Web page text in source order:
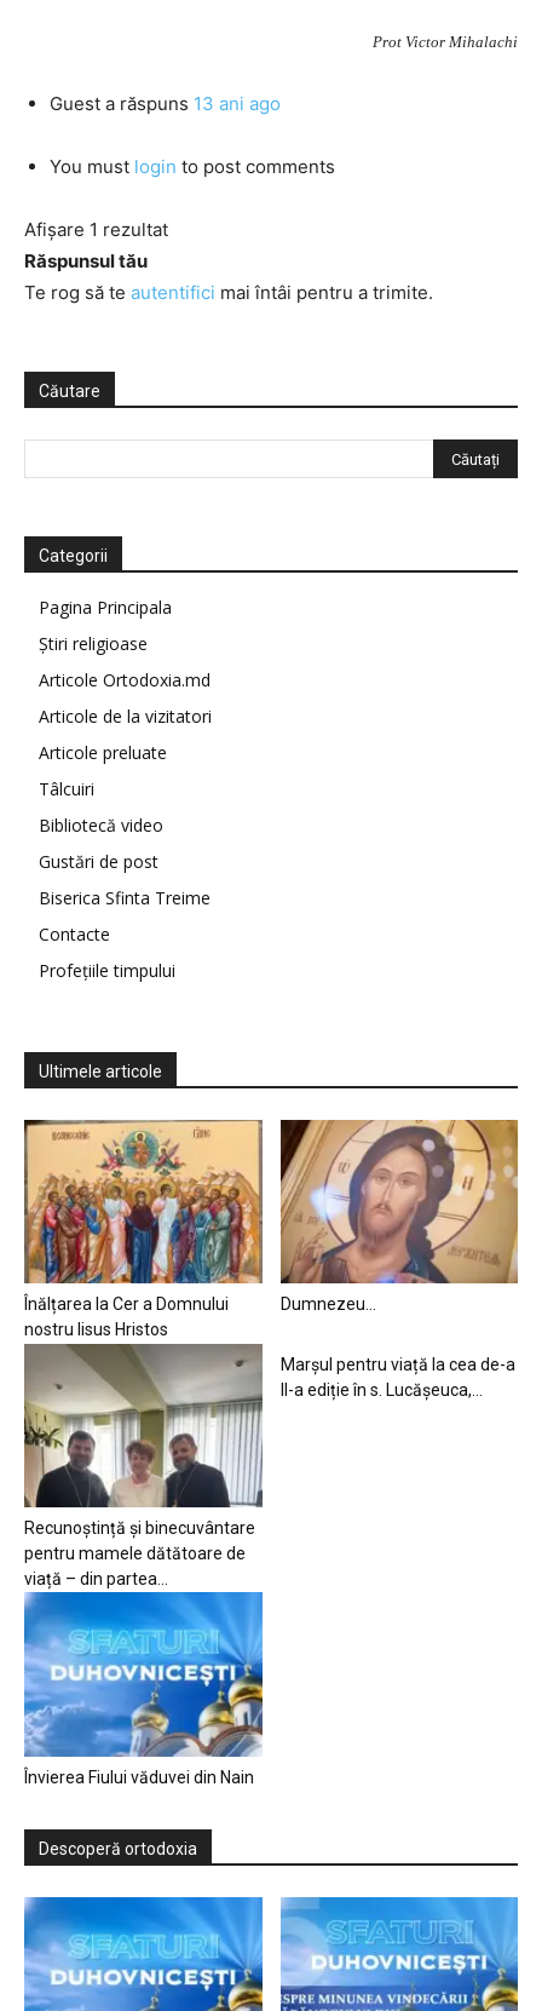
Prot Victor Mihalachi
Guest a răspuns 13 ani ago
You must login to post comments
Afișare 1 rezultat
Răspunsul tău
Te rog să te autentifici mai întâi pentru a trimite.
Căutare
Categorii
Pagina Principala
Știri religioase
Articole Ortodoxia.md
Articole de la vizitatori
Articole preluate
Tâlcuiri
Bibliotecă video
Gustări de post
Biserica Sfinta Treime
Contacte
Profețiile timpului
Ultimele articole
Înălțarea la Cer a Domnului
nostru Iisus Hristos
Dumnezeu…
Recunoștință și binecuvântare
pentru mamele dătătoare de
viață – din partea...
Marșul pentru viață la cea de-a
II-a ediție în s. Lucășeuca,...
Învierea Fiului văduvei din Nain
Descoperă ortodoxia